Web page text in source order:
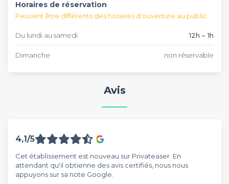
Horaires de réservation
Peuvent être différents des horaires d'ouverture au public
Du lundi au samedi 12h – 1h
Dimanche non réservable
Avis
4,1/5
Cet établissement est nouveau sur Privateaser. En
attendant qu'il obtienne des avis certifiés, nous nous
appuyons sur sa note Google.